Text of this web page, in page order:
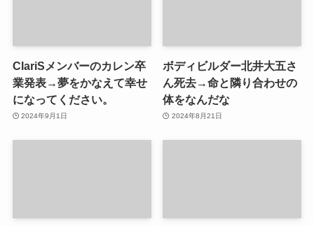
ClariSメンバーのカレン卒
業発表→夢をかなえて幸せ
になってください。
2024年9月1日
ボディビルダー北井大五さ
ん死去→命と隣り合わせの
体をなんだな
2024年8月21日